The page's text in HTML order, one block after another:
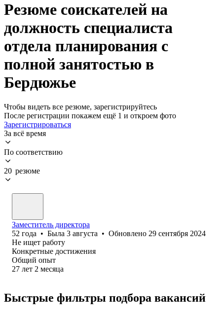
Резюме соискателей на
должность специалиста
отдела планирования с
полной занятостью в
Бердюжье
Чтобы видеть все резюме, зарегистрируйтесь
После регистрации покажем ещё 1 и откроем фото
Зарегистрироваться
За всё время
По соответствию
20 резюме
Заместитель директора
52 года • Была 3 августа • Обновлено 29 сентября 2024
Не ищет работу
Конкретные достижения
Общий опыт
27 лет 2 месяца
Быстрые фильтры подбора вакансий